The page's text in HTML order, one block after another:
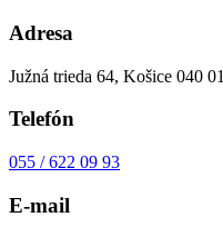
Adresa
Južná trieda 64, Košice 040 01
Telefón
055 / 622 09 93
E-mail